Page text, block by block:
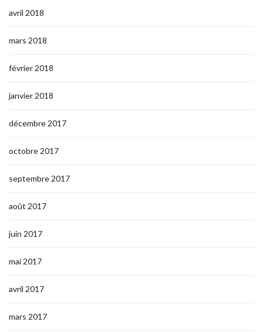
avril 2018
mars 2018
février 2018
janvier 2018
décembre 2017
octobre 2017
septembre 2017
août 2017
juin 2017
mai 2017
avril 2017
mars 2017